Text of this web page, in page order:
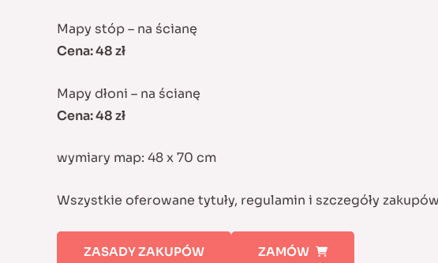
Mapy stóp – na ścianę
Cena: 48 zł
Mapy dłoni – na ścianę
Cena: 48 zł
wymiary map: 48 x 70 cm
Wszystkie oferowane tytuły, regulamin i szczegóły
ZASADY ZAKUPÓW ZAMÓW